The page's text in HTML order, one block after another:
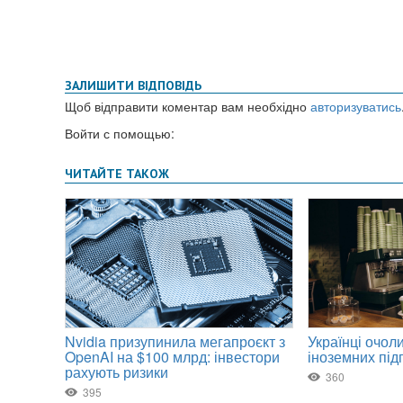
ЗАЛИШИТИ ВІДПОВІДЬ
Щоб відправити коментар вам необхідно авторизуватись
Войти с помощью: